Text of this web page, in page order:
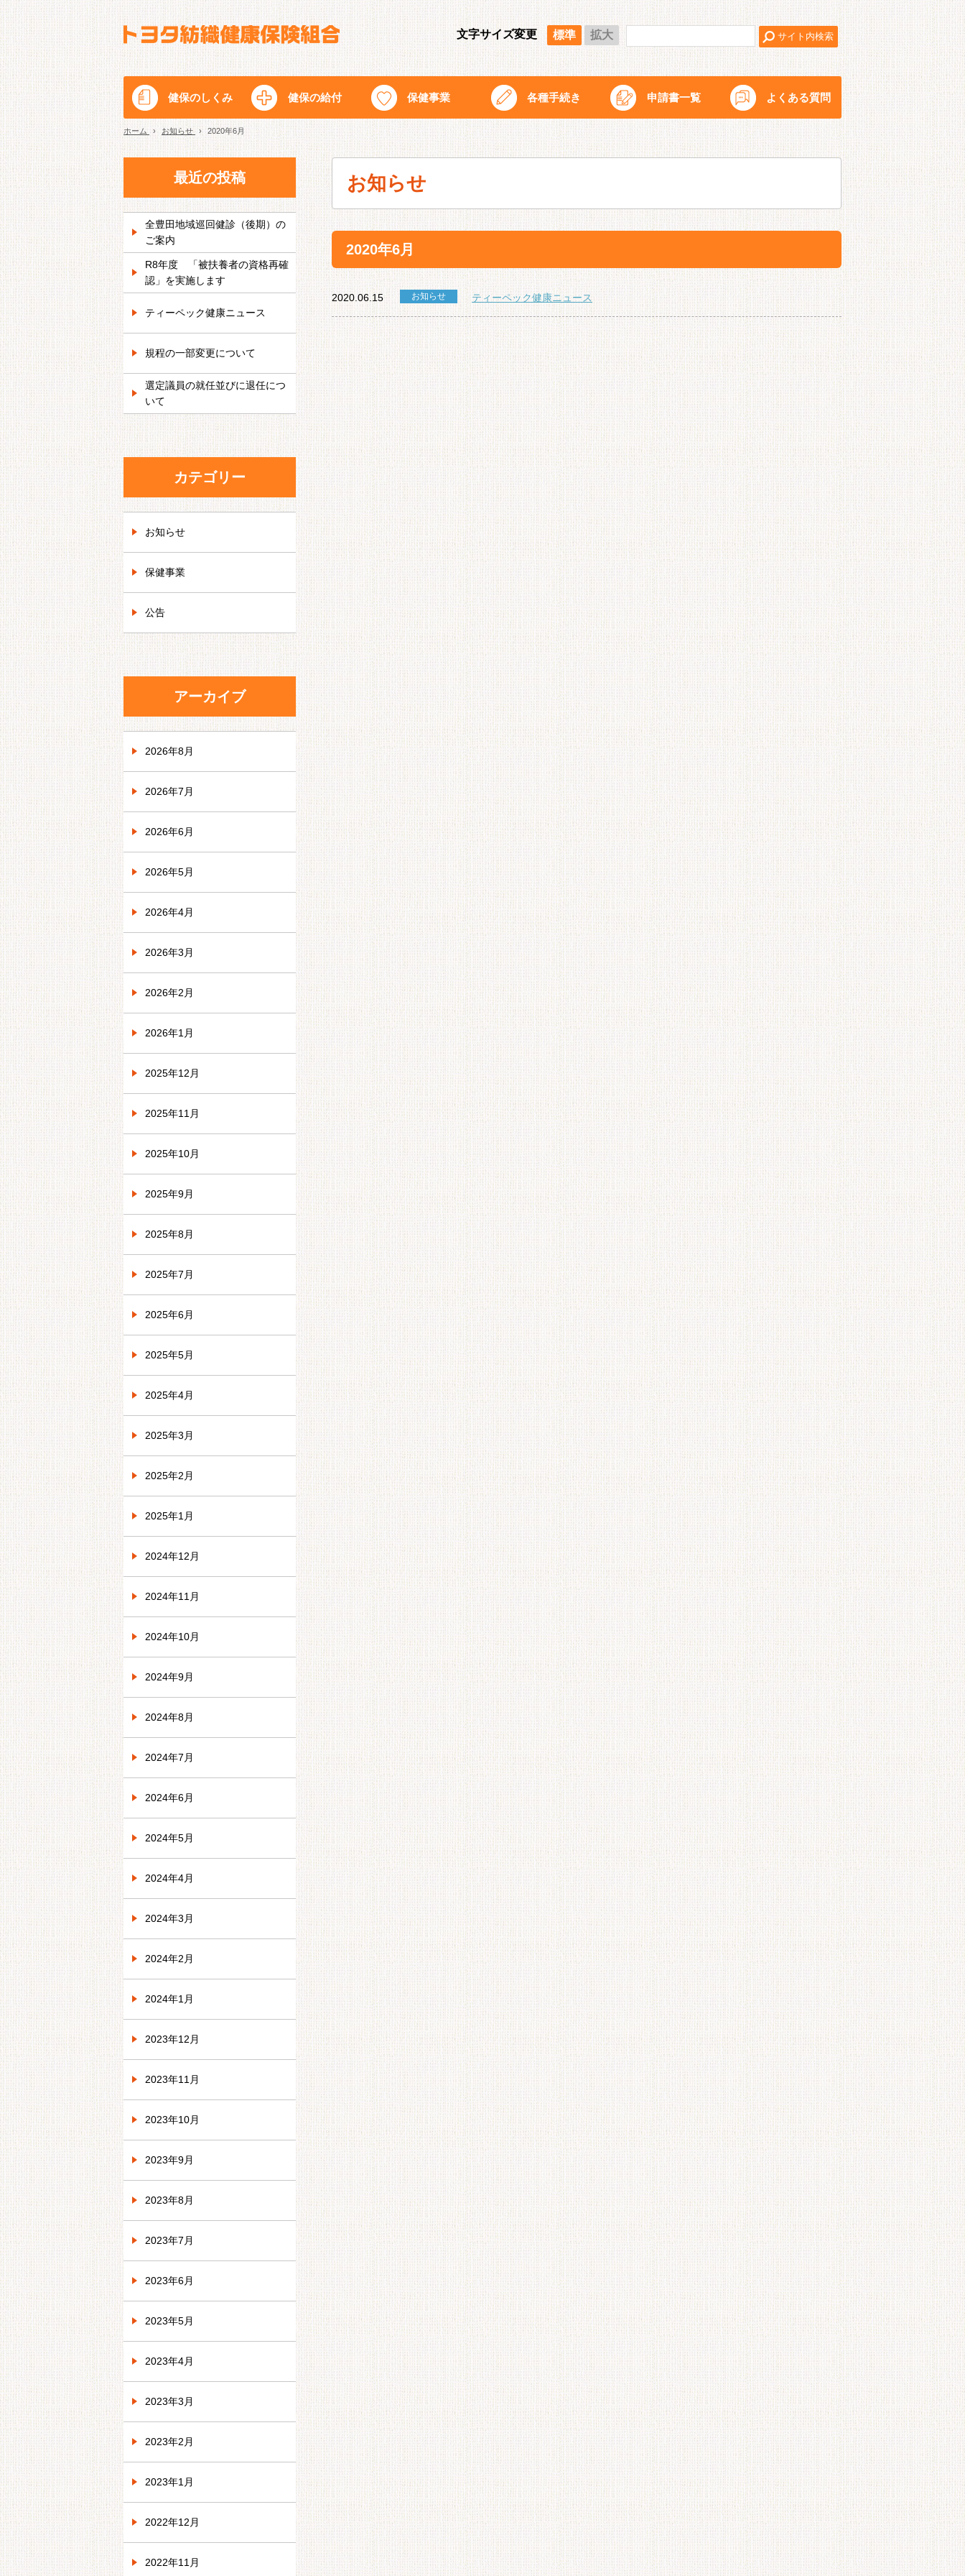
文字サイズ変更 標準 拡大
健保のしくみ 健保の給付 保健事業 各種手続き 申請書一覧 よくある質問
ホーム › お知らせ › 2020年6月
お知らせ
2020年6月
2020.06.15 お知らせ ティーペック健康ニュース
最近の投稿
全豊田地域巡回健診（後期）の
ご案内
R8年度 「被扶養者の資格再確
認」を実施します
ティーペック健康ニュース
規程の一部変更について
選定議員の就任並びに退任につ
いて
カテゴリー
お知らせ
保健事業
公告
アーカイブ
2026年8月
2026年7月
2026年6月
2026年5月
2026年4月
2026年3月
2026年2月
2026年1月
2025年12月
2025年11月
2025年10月
2025年9月
2025年8月
2025年7月
2025年6月
2025年5月
2025年4月
2025年3月
2025年2月
2025年1月
2024年12月
2024年11月
2024年10月
2024年9月
2024年8月
2024年7月
2024年6月
2024年5月
2024年4月
2024年3月
2024年2月
2024年1月
2023年12月
2023年11月
2023年10月
2023年9月
2023年8月
2023年7月
2023年6月
2023年5月
2023年4月
2023年3月
2023年2月
2023年1月
2022年12月
2022年11月